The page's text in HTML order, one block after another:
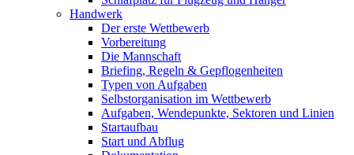
Handwerk
Der erste Wettbewerb
Vorbereitung
Die Mannschaft
Briefing, Regeln & Gepflogenheiten
Typen von Aufgaben
Selbstorganisation im Wettbewerb
Aufgaben, Wendepunkte, Sektoren und Linien
Startaufbau
Start und Abflug